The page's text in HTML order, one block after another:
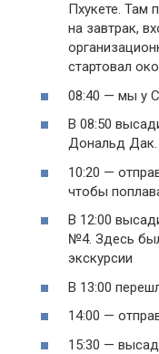
Пхукете. Там
на завтрак,
стартовал
08:40 — мы у
В 08:50
Дональд Дак.
10:20 —
чтобы
В 12:00
№4. Здесь
экскурсии
В 13:00
14:00 —
15:30 —